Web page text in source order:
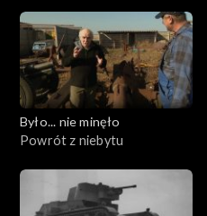
Było... nie minęło
Powrót z niebytu